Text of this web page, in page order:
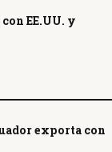
EE.UU. y
exporta con